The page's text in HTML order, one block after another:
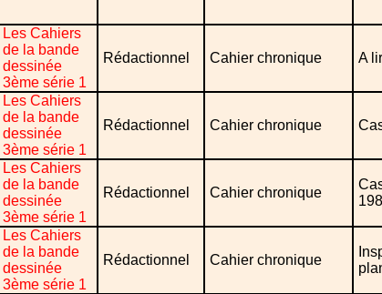
Les Cahiers
de la bande
dessinée
3ème série 1
Rédactionnel Cahier chronique A
Les Cahiers
de la bande
dessinée
3ème série 1
Rédactionnel Cahier chronique
Les Cahiers
de la bande
dessinée
3ème série 1
Rédactionnel Cahier chronique
Les Cahiers
de la bande
dessinée
3ème série 1
Rédactionnel Cahier chronique